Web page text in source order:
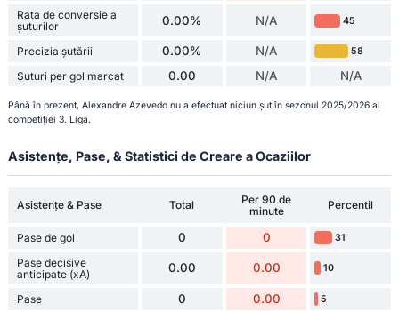
Rata de conversie a
șuturilor
0.00% N/A 45
Precizia șutării 0.00% N/A 58
Șuturi per gol marcat 0.00 N/A N/A
Până în prezent, Alexandre Azevedo nu a efectuat niciun șut în sezonul 2025/2026 al
competiției 3. Liga.
Asistențe, Pase, & Statistici de Creare a Ocaziilor
Asistențe & Pase Total
Per 90 de
minute
Percentil
Pase de gol 0 0 31
Pase decisive
anticipate (xA)
0.00 0.00 10
Pase 0 0.00 5